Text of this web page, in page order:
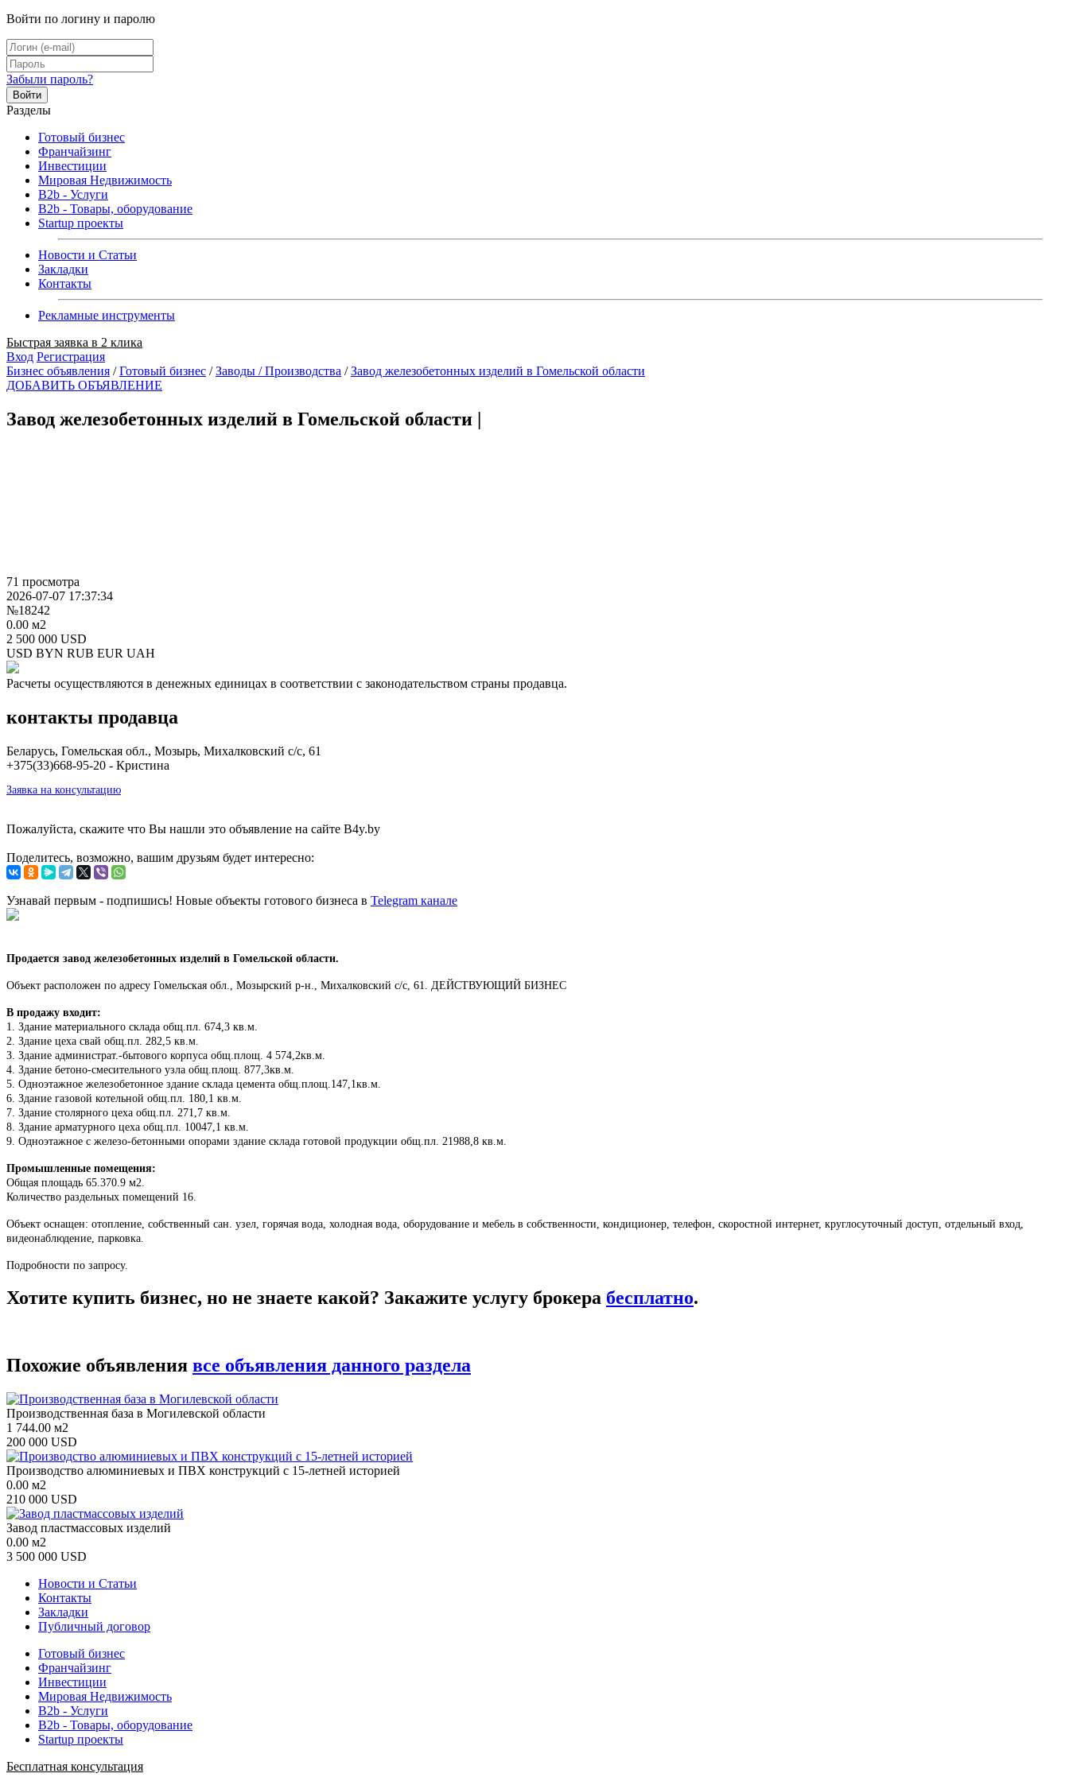
Войти по логину и паролю
Забыли пароль?
Войти
Разделы
Готовый бизнес
Франчайзинг
Инвестиции
Мировая Недвижимость
B2b - Услуги
B2b - Товары, оборудование
Startup проекты
Новости и Статьи
Закладки
Контакты
Рекламные инструменты
Быстрая заявка в 2 клика
Вход Регистрация
Бизнес объявления /Готовый бизнес /Заводы / Производства /Завод железобетонных изделий в Гомельской области
ДОБАВИТЬ ОБЪЯВЛЕНИЕ
Завод железобетонных изделий в Гомельской области |
71 просмотра
2026-07-07 17:37:34
№18242
0.00 м2
2 500 000 USD
USD BYN RUB EUR UAH
Расчеты осуществляются в денежных единицах в соответствии с законодательством страны продавца.
контакты продавца
Беларусь, Гомельская обл., Мозырь, Михалковский с/с, 61
+375(33)668-95-20 - Кристина
Заявка на консультацию
Пожалуйста, скажите что Вы нашли это объявление на сайте B4y.by
Поделитесь, возможно, вашим друзьям будет интересно:
Узнавай первым - подпишись! Новые объекты готового бизнеса в Telegram канале
Продается завод железобетонных изделий в Гомельской области.
Объект расположен по адресу Гомельская обл., Мозырский р-н., Михалковский с/с, 61. ДЕЙСТВУЮЩИЙ БИЗНЕС
В продажу входит:
1. Здание материального склада общ.пл. 674,3 кв.м.
2. Здание цеха свай общ.пл. 282,5 кв.м.
3. Здание администрат.-бытового корпуса общ.площ. 4 574,2кв.м.
4. Здание бетоно-смесительного узла общ.площ. 877,3кв.м.
5. Одноэтажное железобетонное здание склада цемента общ.площ.147,1кв.м.
6. Здание газовой котельной общ.пл. 180,1 кв.м.
7. Здание столярного цеха общ.пл. 271,7 кв.м.
8. Здание арматурного цеха общ.пл. 10047,1 кв.м.
9. Одноэтажное с железо-бетонными опорами здание склада готовой продукции общ.пл. 21988,8 кв.м.
Промышленные помещения:
Общая площадь 65.370.9 м2.
Количество раздельных помещений 16.
Объект оснащен: отопление, собственный сан. узел, горячая вода, холодная вода, оборудование и мебель в собственности, кондиционер, телефон, скоростной интернет, круглосуточный доступ, отдельный вход,
видеонаблюдение, парковка.
Подробности по запросу.
Хотите купить бизнес, но не знаете какой? Закажите услугу брокера бесплатно.
Похожие объявления все объявления данного раздела
Производственная база в Могилевской области
1 744.00 м2
200 000 USD
Производство алюминиевых и ПВХ конструкций с 15-летней историей
0.00 м2
210 000 USD
Завод пластмассовых изделий
0.00 м2
3 500 000 USD
Новости и Статьи
Контакты
Закладки
Публичный договор
Готовый бизнес
Франчайзинг
Инвестиции
Мировая Недвижимость
B2b - Услуги
B2b - Товары, оборудование
Startup проекты
Бесплатная консультация